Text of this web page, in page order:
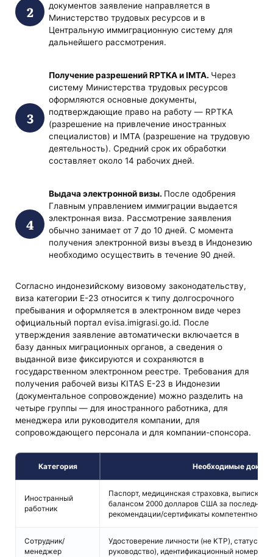
документов заявление направляется в
Министерство трудовых ресурсов и в
Центральную иммиграционную систему для
дальнейшего рассмотрения.
Получение разрешений RPTKA и IMTA. Через
систему Министерства трудовых ресурсов
оформляются основные документы,
подтверждающие право на работу — RPTKA
(разрешение на привлечение иностранных
специалистов) и IMTA (разрешение на трудовую
деятельность). Средний срок их обработки
составляет около 14 рабочих дней.
Выдача электронной визы. После одобрения
Главным управлением иммиграции выдается
электронная виза. Рассмотрение заявления
обычно занимает от 7 до 10 дней. С момента
получения электронной визы въезд в Индонезию
необходимо осуществить в течение 90 дней.
Согласно индонезийскому визовому законодательству,
виза категории E-23 относится к типу долгосрочного
пребывания и оформляется в электронном виде через
официальный портал evisa.imigrasi.go.id. После
утверждения заявление автоматически включается в
базу данных миграционных органов, а сведения о
выданной визе фиксируются и сохраняются в
государственном электронном реестре. Требования для
получения рабочей визы KITAS E-23 в Индонезии
(документальное сопровождение) можно разделить на
четыре группы — для иностранного работника, для
менеджера или руководителя компании, для
сопровождающего персонала и для компании-спонсора.
Категория Необходимые
Иностранный
работник
Паспорт, медицинская страховка, выписка
балансом 2000 долларов США за последние
рекомендации/сертификаты
Сотрудник/
менеджер
Удостоверение личности (не KTP), статус в
руководство), идентификационный номер,